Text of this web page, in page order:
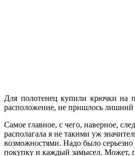
Для полотенец купили крючки на
расположение, не пришлось лишний
Самое главное, с чего, наверное,
располагала я не такими уж
возможностями. Надо было
покупку и каждый замысел. Может,